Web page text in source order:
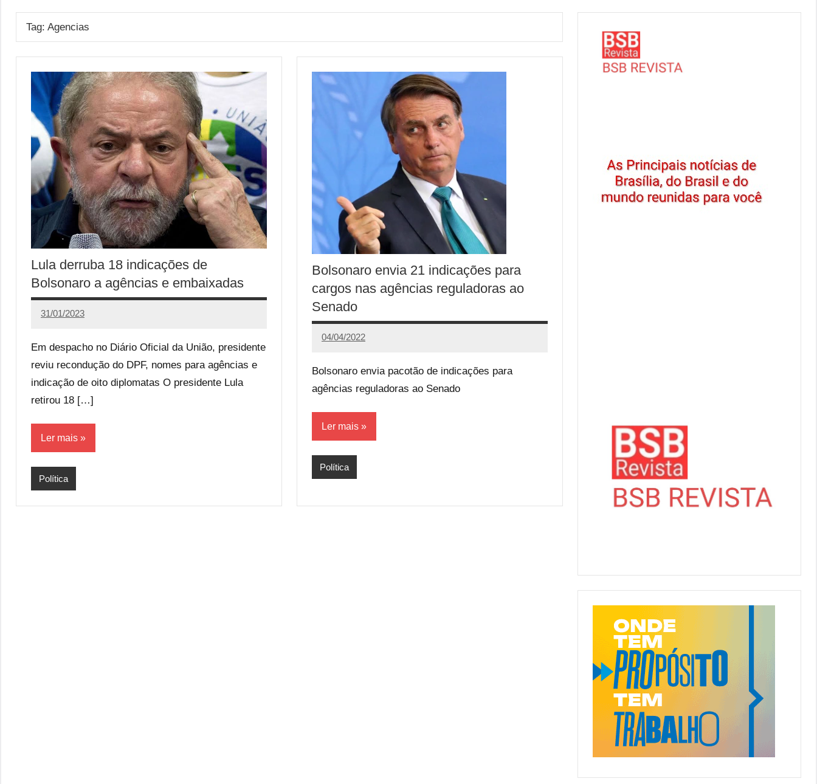
Tag: Agencias
Lula derruba 18 indicações de
Bolsonaro a agências e embaixadas
31/01/2023
Calango
Em despacho no Diário Oficial da União, presidente
reviu recondução do DPF, nomes para agências e
indicação de oito diplomatas O presidente Lula
retirou 18 […]
Ler mais
Política
Bolsonaro envia 21 indicações para
cargos nas agências reguladoras ao
Senado
04/04/2022
Redação
33
Bolsonaro envia pacotão de indicações para
agências reguladoras ao Senado
Ler mais
Política